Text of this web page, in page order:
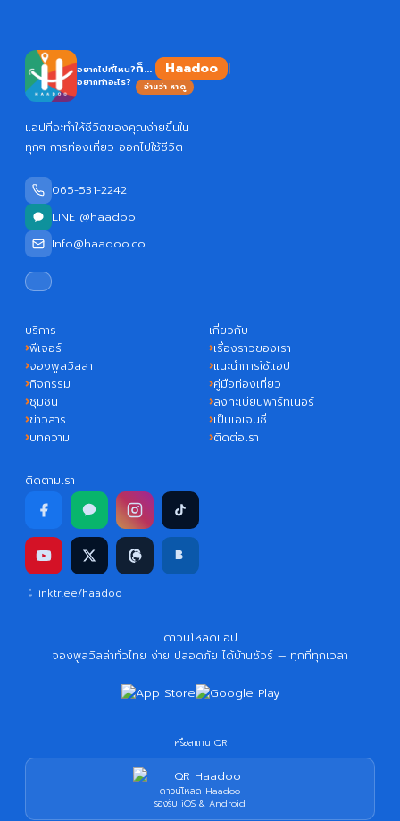
อยากไปที่ไหน?
อยากทำอะไร?
ก็... Haa
อ่านว่า หาดู
แอปที่จะทำให้ชีวิตของคุณง่ายขึ้นใน
ทุกๆ การท่องเที่ยว ออกไปใช้ชีวิต
065-531-2242
LINE @haadoo
Info@haadoo.co
บริการ
ฟีเจอร์
จองพูลวิลล่า
กิจกรรม
ชุมชน
ข่าวสาร
บทความ
เกี่ยวกับ
เรื่องราวของเรา
แนะนำการใช้แอป
คู่มือท่องเที่ยว
ลงทะเบียนพาร์ทเนอร์
เป็นเอเจนซี่
ติดต่อเรา
ติดตามเรา
linktr.ee/haadoo
ดาวน์โหลดแอป
จองพูลวิลล่าทั่วไทย ง่าย ปลอดภัย ได้บ้านชัวร์ — ทุกที่ทุกเวลา
หรือสแกน QR
ดาวน์โหลด Haadoo
รองรับ iOS & Android